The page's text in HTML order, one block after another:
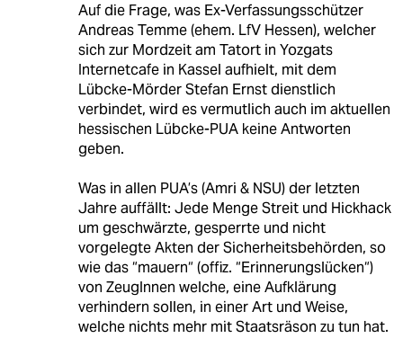
Auf die Frage, was Ex-Verfassungsschützer
Andreas Temme (ehem. LfV Hessen), welcher
sich zur Mordzeit am Tatort in Yozgats
Internetcafe in Kassel aufhielt, mit dem
Lübcke-Mörder Stefan Ernst dienstlich
verbindet, wird es vermutlich auch im aktuellen
hessischen Lübcke-PUA keine Antworten
geben.
Was in allen PUA’s (Amri & NSU) der letzten
Jahre auffällt: Jede Menge Streit und Hickhack
um geschwärzte, gesperrte und nicht
vorgelegte Akten der Sicherheitsbehörden, so
wie das “mauern“ (offiz. “Erinnerungslücken“)
von ZeugInnen welche, eine Aufklärung
verhindern sollen, in einer Art und Weise,
welche nichts mehr mit Staatsräson zu tun hat.